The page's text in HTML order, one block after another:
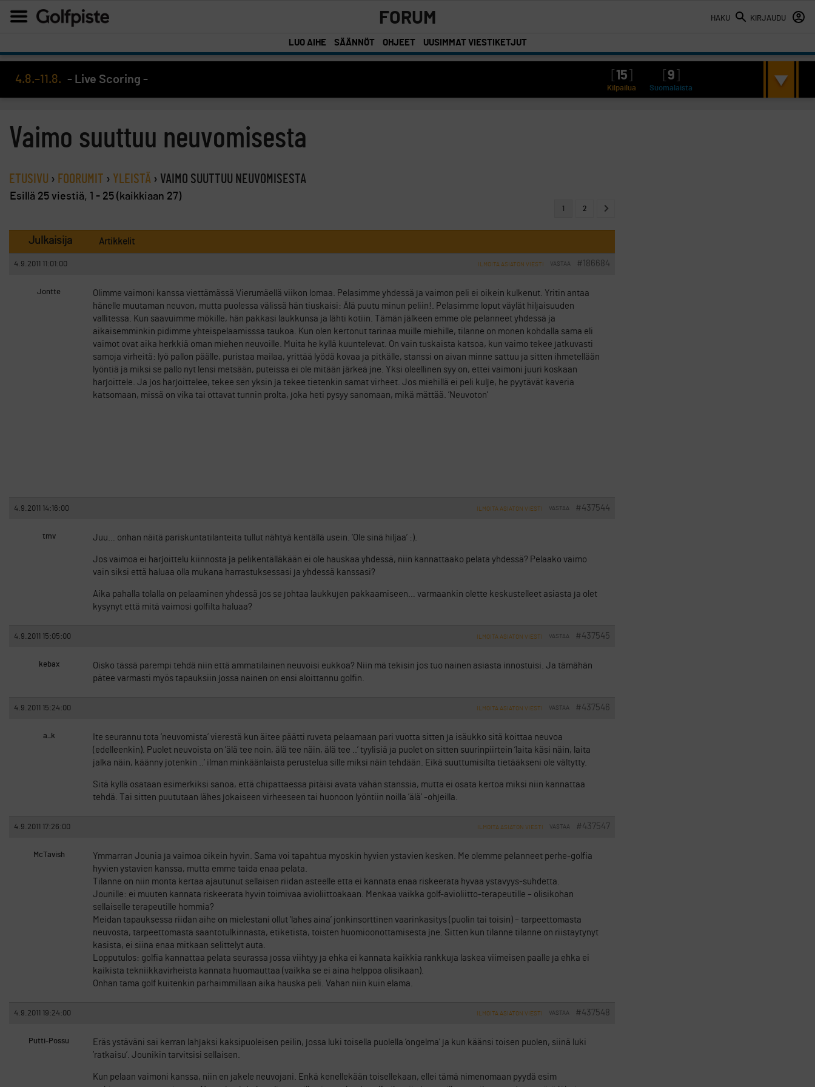
HAKU KIRJAUDU
FORUM
LUO AIHE SÄÄNNÖT OHJEET UUSIMMAT VIESTIKETJUT
4.8.–11.8. - Live Scoring - 15 9
Kilpailua Suomalaista
Vaimo suuttuu neuvomisesta
ETUSIVU › FOORUMIT › YLEISTÄ › VAIMO SUUTTUU NEUVOMISESTA
Esillä 25 viestiä, 1 - 25 (kaikkiaan 27)
1 2
Julkaisija Artikkelit
4.9.2011 11:01:00 #186684
VASTAA
ILMOITA ASIATON VIESTI
Jontte
Olimme vaimoni kanssa viettämässä Vierumäellä viikon lomaa. Pelasimme yhdessä ja vaimon peli ei oikein kulkenut. Yritin antaa
hänelle muutaman neuvon, mutta puolessa välissä hän tiuskaisi: Älä puutu minun peliin!. Pelasimme loput väylät hiljaisuuden
vallitessa. Kun saavuimme mökille, hän pakkasi laukkunsa ja lähti kotiin. Tämän jälkeen emme ole pelanneet yhdessä ja
aikaisemminkin pidimme yhteispelaamisssa taukoa. Kun olen kertonut tarinaa muille miehille, tilanne on monen kohdalla sama eli
vaimot ovat aika herkkiä oman miehen neuvoille. Muita he kyllä kuuntelevat. On vain tuskaista katsoa, kun vaimo tekee jatkuvasti
samoja virheitä: lyö pallon päälle, puristaa mailaa, yrittää lyödä kovaa ja pitkälle, stanssi on aivan minne sattuu ja sitten ihmetellään
lyöntiä ja miksi se pallo nyt lensi metsään, puteissa ei ole mitään järkeä jne. Yksi oleellinen syy on, ettei vaimoni juuri koskaan
harjoittele. Ja jos harjoittelee, tekee sen yksin ja tekee tietenkin samat virheet. Jos miehillä ei peli kulje, he pyytävät kaveria
katsomaan, missä on vika tai ottavat tunnin prolta, joka heti pysyy sanomaan, mikä mättää. ’Neuvoton’
4.9.2011 14:16:00 #437544
VASTAA
ILMOITA ASIATON VIESTI
tmv Juu… onhan näitä pariskuntatilanteita tullut nähtyä kentällä usein. ’Ole sinä hiljaa’ :).
Jos vaimoa ei harjoittelu kiinnosta ja pelikentälläkään ei ole hauskaa yhdessä, niin kannattaako pelata yhdessä? Pelaako vaimo
vain siksi että haluaa olla mukana harrastuksessasi ja yhdessä kanssasi?
Aika pahalla tolalla on pelaaminen yhdessä jos se johtaa laukkujen pakkaamiseen… varmaankin olette keskustelleet asiasta ja olet
kysynyt että mitä vaimosi golfilta haluaa?
4.9.2011 15:05:00 #437545
VASTAA
ILMOITA ASIATON VIESTI
kebax
Oisko tässä parempi tehdä niin että ammatilainen neuvoisi eukkoa? Niin mä tekisin jos tuo nainen asiasta innostuisi. Ja tämähän
pätee varmasti myös tapauksiin jossa nainen on ensi aloittannu golfin.
4.9.2011 15:24:00 #437546
VASTAA
ILMOITA ASIATON VIESTI
a_k
Ite seurannu tota ’neuvomista’ vierestä kun äitee päätti ruveta pelaamaan pari vuotta sitten ja isäukko sitä koittaa neuvoa
(edelleenkin). Puolet neuvoista on ’älä tee noin, älä tee näin, älä tee ..’ tyylisiä ja puolet on sitten suurinpiirtein ’laita käsi näin, laita
jalka näin, käänny jotenkin ..’ ilman minkäänlaista perustelua sille miksi näin tehdään. Eikä suuttumisilta tietääkseni ole vältytty.
Sitä kyllä osataan esimerkiksi sanoa, että chipattaessa pitäisi avata vähän stanssia, mutta ei osata kertoa miksi niin kannattaa
tehdä. Tai sitten puututaan lähes jokaiseen virheeseen tai huonoon lyöntiin noilla ’älä’ -ohjeilla.
4.9.2011 17:26:00 #437547
VASTAA
ILMOITA ASIATON VIESTI
McTavish
Ymmarran Jounia ja vaimoa oikein hyvin. Sama voi tapahtua myoskin hyvien ystavien kesken. Me olemme pelanneet perhe-golfia
hyvien ystavien kanssa, mutta emme taida enaa pelata.
Tilanne on niin monta kertaa ajautunut sellaisen riidan asteelle etta ei kannata enaa riskeerata hyvaa ystavyys-suhdetta.
Jounille: ei muuten kannata riskeerata hyvin toimivaa avioliittoakaan. Menkaa vaikka golf-avioliitto-terapeutille – olisikohan
sellaiselle terapeutille hommia?
Meidan tapauksessa riidan aihe on mielestani ollut ’lahes aina’ jonkinsorttinen vaarinkasitys (puolin tai toisin) – tarpeettomasta
neuvosta, tarpeettomasta saantotulkinnasta, etiketista, toisten huomioonottamisesta jne. Sitten kun tilanne tilanne on riistaytynyt
kasista, ei siina enaa mitkaan selittelyt auta.
Lopputulos: golfia kannattaa pelata seurassa jossa viihtyy ja ehka ei kannata kaikkia rankkuja laskea viimeisen paalle ja ehka ei
kaikista tekniikkavirheista kannata huomauttaa (vaikka se ei aina helppoa olisikaan).
Onhan tama golf kuitenkin parhaimmillaan aika hauska peli. Vahan niin kuin elama.
4.9.2011 19:24:00 #437548
VASTAA
ILMOITA ASIATON VIESTI
Putti-Possu
Eräs ystäväni sai kerran lahjaksi kaksipuoleisen peilin, jossa luki toisella puolella ’ongelma’ ja kun käänsi toisen puolen, siinä luki
’ratkaisu’. Jounikin tarvitsisi sellaisen.
Kun pelaan vaimoni kanssa, niin en jakele neuvojani. Enkä kenellekään toisellekaan, ellei tämä nimenomaan pyydä esim